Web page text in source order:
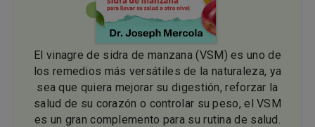
El vinagre de sidra de manzana (VSM) es uno de
los remedios más versátiles de la naturaleza, ya
sea que quiera mejorar su digestión, reforzar la
salud de su corazón o controlar su peso, el VSM
es un gran complemento para su rutina de salud.